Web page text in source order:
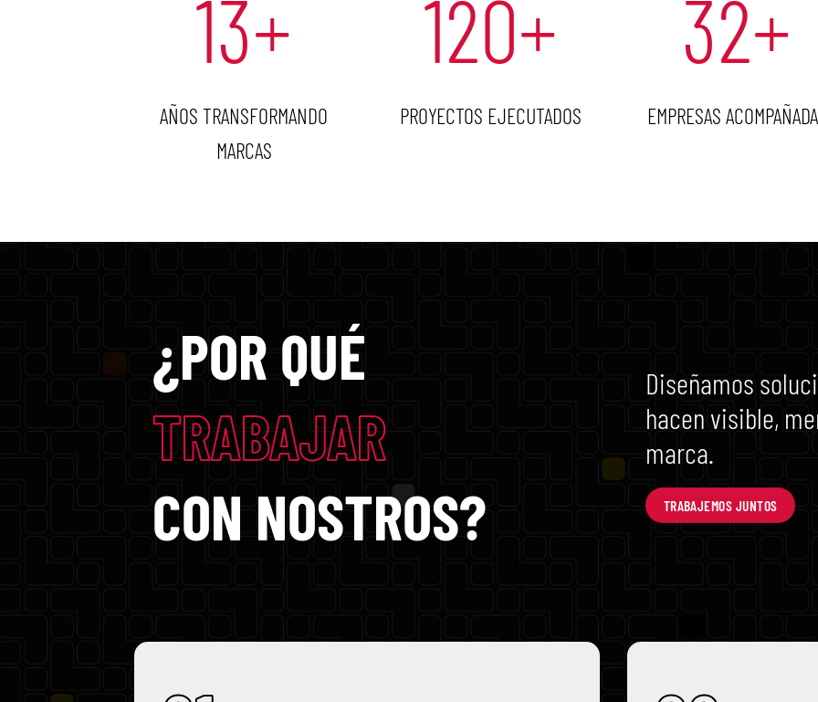
13+
AÑOS TRANSFORMANDO
MARCAS
120+
PROYECTOS EJECUTADOS
32+
EMPRESAS
¿POR QUÉ
TRABAJAR
CON NOSTROS?
Diseñamos
hacen visible,
marca.
TRABAJEMOS JUNTOS